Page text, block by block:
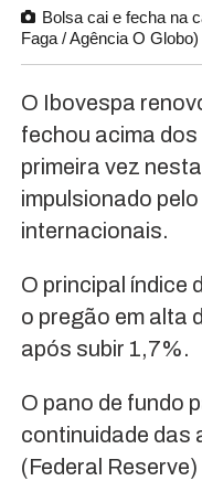
Bolsa cai e fecha na
Faga / Agência O Globo)
O Ibovespa
fechou acima
primeira vez
impulsionado
internacionais.
O principal índice
o pregão em alta
após subir 1,7%.
O pano de fundo
continuidade das
(Federal